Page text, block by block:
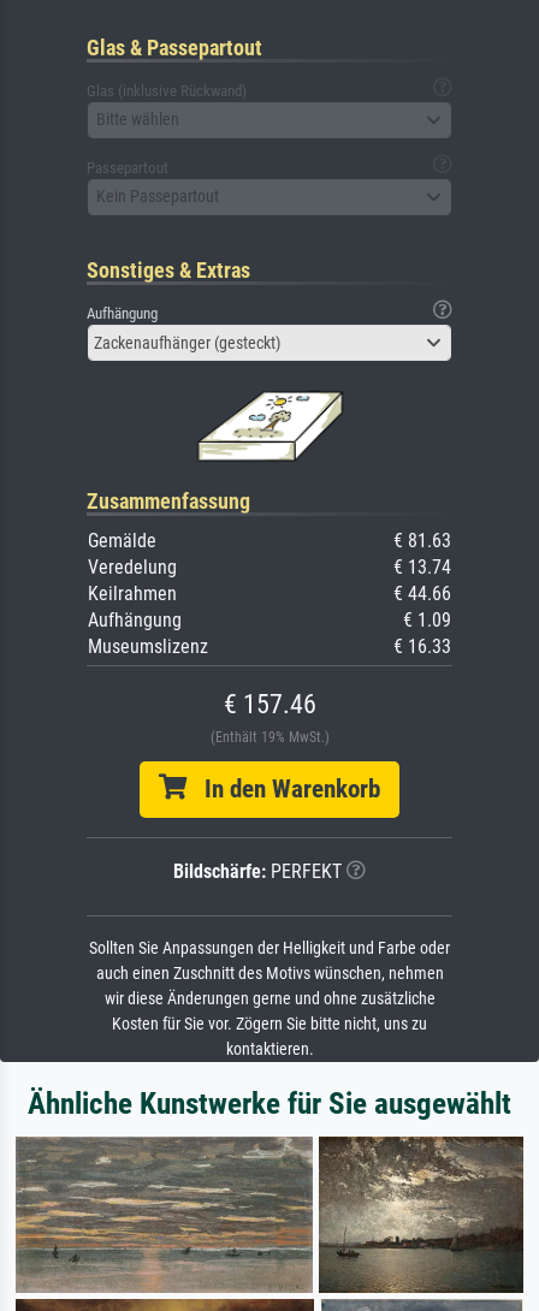
Glas & Passepartout
Glas (inklusive Rückwand)
Bitte wählen
Passepartout
Kein Passepartout
Sonstiges & Extras
Aufhängung
Zackenaufhänger (gesteckt)
Zusammenfassung
Gemälde
€ 81.63
Veredelung
€ 13.74
Keilrahmen
€ 44.66
Aufhängung
€ 1.09
Museumslizenz
€ 16.33
€ 157.46
(Enthält 19% MwSt.)
In den Warenkorb
Bildschärfe: PERFEKT
Sollten Sie Anpassungen der Helligkeit und Farbe oder
auch einen Zuschnitt des Motivs wünschen, nehmen
wir diese Änderungen gerne und ohne zusätzliche
Kosten für Sie vor. Zögern Sie bitte nicht, uns zu
kontaktieren.
Ähnliche Kunstwerke für Sie ausgewählt